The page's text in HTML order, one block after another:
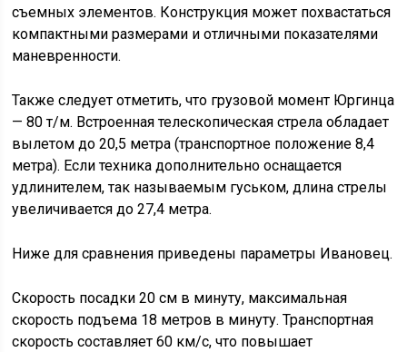
съемных элементов. Конструкция может похвастаться
компактными размерами и отличными показателями
маневренности.
Также следует отметить, что грузовой момент Юргинца
— 80 т/м. Встроенная телескопическая стрела обладает
вылетом до 20,5 метра (транспортное положение 8,4
метра). Если техника дополнительно оснащается
удлинителем, так называемым гуськом, длина стрелы
увеличивается до 27,4 метра.
Ниже для сравнения приведены параметры Ивановец.
Скорость посадки 20 см в минуту, максимальная
скорость подъема 18 метров в минуту. Транспортная
скорость составляет 60 км/с, что повышает